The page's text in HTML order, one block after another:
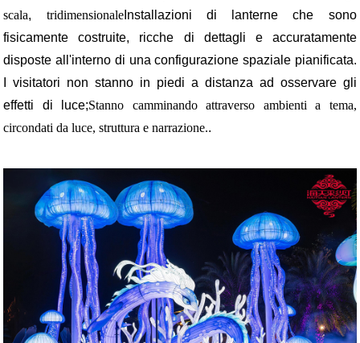
scala, tridimensionaleInstallazioni di lanterne che sono
fisicamente costruite, ricche di dettagli e accuratamente
disposte all'interno di una configurazione spaziale pianificata.
I visitatori non stanno in piedi a distanza ad osservare gli
effetti di luce;Stanno camminando attraverso ambienti a tema,
circondati da luce, struttura e narrazione..